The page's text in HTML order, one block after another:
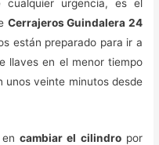
urgencia, es el
Cerrajeros Guindalera 24
están preparado para ir a
llaves en el menor tiempo
unos veinte minutos desde
cambiar el cilindropor